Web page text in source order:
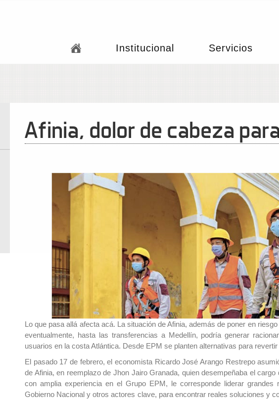
Institucional Servicios
Afinia, dolor de cabeza
Lo que pasa allá afecta acá. La situación de Afinia, además de poner en
eventualmente, hasta las transferencias a Medellín, podría generar
usuarios en la costa Atlántica. Desde EPM se planten alternativas para
El pasado 17 de febrero, el economista Ricardo José Arango Restrepo
de Afinia, en reemplazo de Jhon Jairo Granada, quien desempeñaba el
con amplia experiencia en el Grupo EPM, le corresponde liderar
Gobierno Nacional y otros actores clave, para encontrar reales soluciones y